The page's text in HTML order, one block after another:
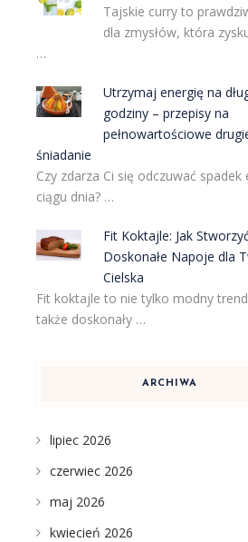
Tajskie curry to
dla zmysłów, która
…
Utrzymaj energię na
godziny – przepisy na
pełnowartościowe
śniadanie
Czy zdarza Ci się odczuwać spadek
ciągu dnia? …
Fit Koktajle: Jak Stworzyć
Doskonałe Napoje dla
Cielska
Fit koktajle to nie tylko modny
także doskonały …
ARCHIWA
lipiec 2026
czerwiec 2026
maj 2026
kwiecień 2026